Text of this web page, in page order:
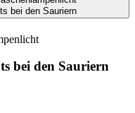
bei den Sauriern
bei den Sauriern